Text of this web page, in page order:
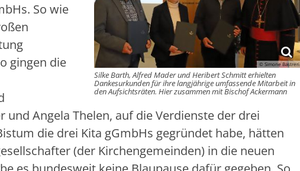
© Simone Bastreri
Silke Barth, Alfred Mader und Heribert Schmitt erhielten
Dankesurkunden für ihre langjährige umfassende Mitarbeit in
den Aufsichtsräten. Hier zusammen mit Bischof Ackermann
So wie
gingen die
Angela Thelen, auf die Verdienste der drei
die drei Kita gGmbHs gegründet habe, hätten
(der Kirchengemeinden) in die neuen